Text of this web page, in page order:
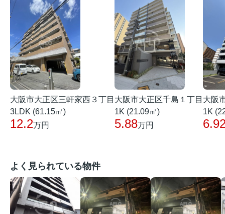
大阪市大正区三軒家西３丁目
3LDK (61.15㎡)
12.2万円
大阪市大正区千島１丁目
1K (21.09㎡)
5.88万円
大阪
1K
よく見られている物件